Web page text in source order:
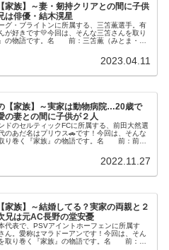
家族】～妻・剱持クリアとの間に子供
は俳優・結木滉星
グ・ブライトンに所属する、三笘薫選手。有
が好きです💛今回は、そんな三笘さんを取り
の物語です。名 前：三笘薫（みとま・か
2023.04.11
【家族】～実家は動物病院…20歳で
の妻との間に子供が２人
ドのセルティックFCに所属する、前田大然選
のあだ名はプリウス🚗です！今回は、そんな
り巻く『家族』の物語です。名 前：前田
2022.11.27
家族】～結婚してる？実家の両親と２
兄は元AC長野の堂安憂
代表で、PSVアイントホーフェンに所属す
ん。愛称はマラドーアンです！今回は、そん
取り巻く『家族』の物語です。名 前：堂